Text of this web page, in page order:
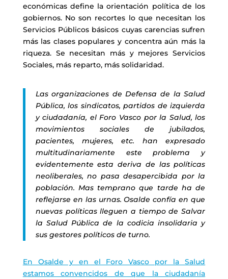
económicas define la orientación política de los
gobiernos. No son recortes lo que necesitan los
Servicios Públicos básicos cuyas carencias sufren
más las clases populares y concentra aún más la
riqueza. Se necesitan más y mejores Servicios
Sociales, más reparto, más solidaridad.
Las organizaciones de Defensa de la Salud
Pública, los sindicatos, partidos de izquierda
y ciudadanía, el Foro Vasco por la Salud, los
movimientos sociales de jubilados,
pacientes, mujeres, etc. han expresado
multitudinariamente este problema y
evidentemente esta deriva de las políticas
neoliberales, no pasa desapercibida por la
población. Mas temprano que tarde ha de
reflejarse en las urnas. Osalde confía en que
nuevas políticas lleguen a tiempo de Salvar
la Salud Pública de la codicia insolidaria y
sus gestores políticos de turno.
En Osalde y en el Foro Vasco por la Salud
estamos convencidos de que la ciudadanía